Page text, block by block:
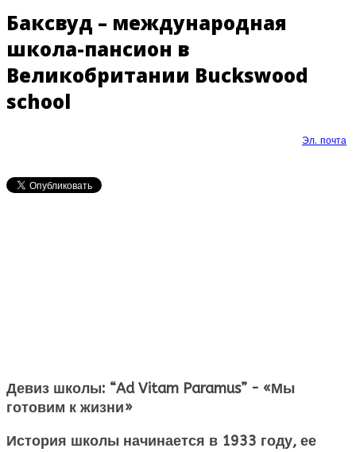
Баксвуд – международная
школа-пансион в
Великобритании Buckswood
school
Эл. почта
Девиз школы: “Ad Vitam Paramus” - «Мы
готовим к жизни»
История школы начинается в 1933 году, ее